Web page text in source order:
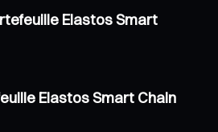
Elastos Smart
Elastos Smart Chain